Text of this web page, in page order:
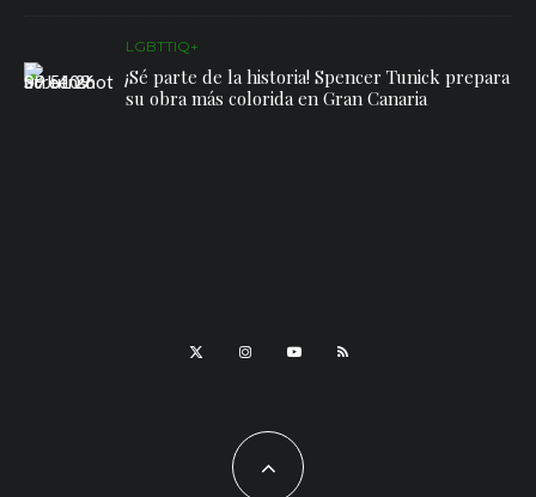
LGBTTIQ+
¡Sé parte de la historia! Spencer Tunick prepara
su obra más colorida en Gran Canaria